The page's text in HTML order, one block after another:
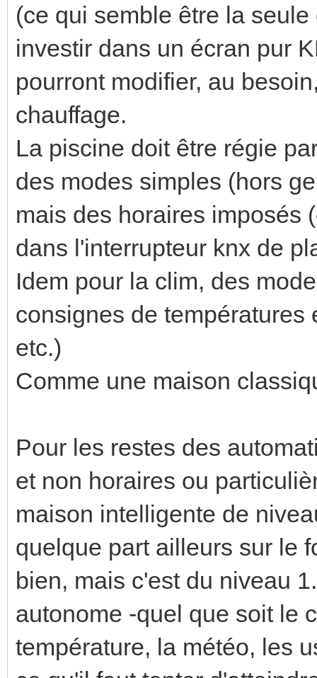
(ce qui semble être la
investir dans un écran pur
pourront modifier, au
chauffage.
La piscine doit être régie
des modes simples (hors
mais des horaires imposés
dans l'interrupteur knx de
Idem pour la clim, des
consignes de températures
etc.)
Comme une maison
Pour les restes des
et non horaires ou
maison intelligente de
quelque part ailleurs sur le
bien, mais c'est du niveau
autonome -quel que soit le
température, la météo, les